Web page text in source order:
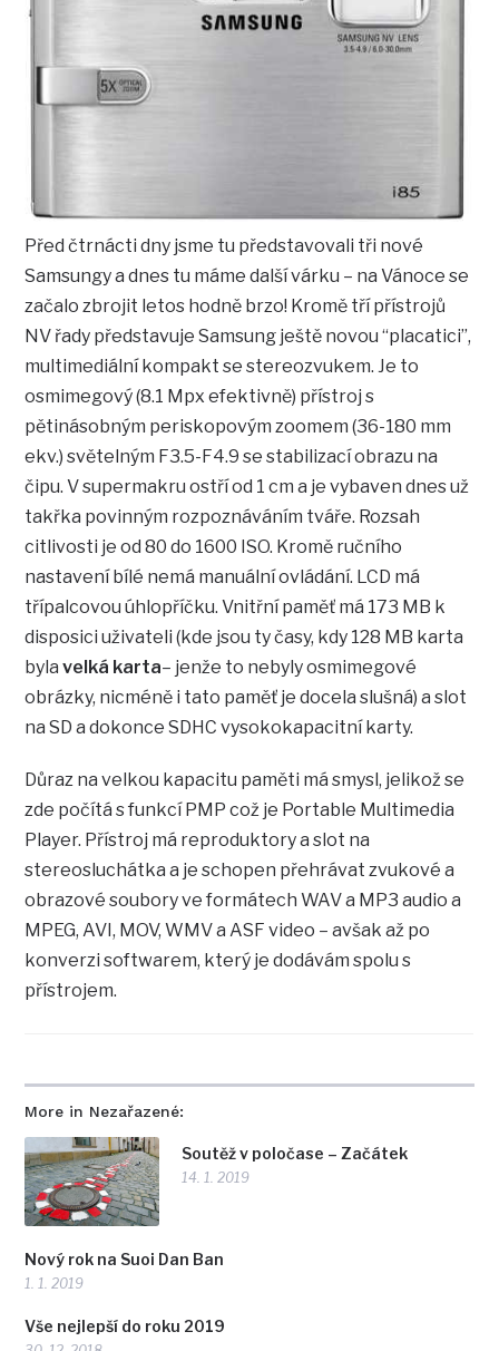
More in Nezařazené:
Soutěž v poločase – Začátek
14. 1. 2019
Nový rok na Suoi Dan Ban
1. 1. 2019
Vše nejlepší do roku 2019
Před čtrnácti dny jsme tu představovali tři nové
Samsungy a dnes tu máme další várku – na Vánoce se
začalo zbrojit letos hodně brzo! Kromě tří přístrojů
NV řady představuje Samsung ještě novou “placatici”,
multimediální kompakt se stereozvukem. Je to
osmimegový (8.1 Mpx efektivně) přístroj s
pětinásobným periskopovým zoomem (36-180 mm
ekv.) světelným F3.5-F4.9 se stabilizací obrazu na
čipu. V supermakru ostří od 1 cm a je vybaven dnes už
takřka povinným rozpoznáváním tváře. Rozsah
citlivosti je od 80 do 1600 ISO. Kromě ručního
nastavení bílé nemá manuální ovládání. LCD má
třípalcovou úhlopříčku. Vnitřní paměť má 173 MB k
disposici uživateli (kde jsou ty časy, kdy 128 MB karta
bylavelká karta– jenže to nebyly osmimegové
obrázky, nicméně i tato paměť je docela slušná) a slot
na SD a dokonce SDHC vysokokapacitní karty.
Důraz na velkou kapacitu paměti má smysl, jelikož se
zde počítá s funkcí PMP což je Portable Multimedia
Player. Přístroj má reproduktory a slot na
stereosluchátka a je schopen přehrávat zvukové a
obrazové soubory ve formátech WAV a MP3 audio a
MPEG, AVI, MOV, WMV a ASF video – avšak až po
konverzi softwarem, který je dodávám spolu s
přístrojem.